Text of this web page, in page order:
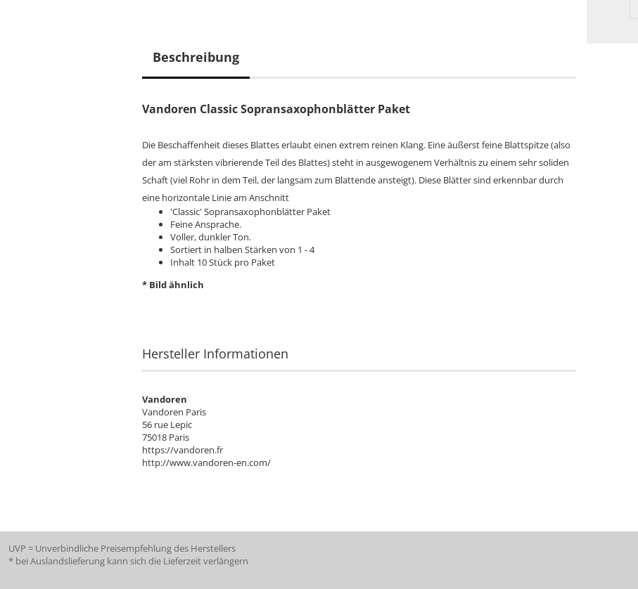
Beschreibung
Vandoren Classic Sopransaxophonblätter Paket
Die Beschaffenheit dieses Blattes erlaubt einen extrem reinen Klang. Eine äußerst feine Blattspitze (also
der am stärksten vibrierende Teil des Blattes) steht in ausgewogenem Verhältnis zu einem sehr soliden
Schaft (viel Rohr in dem Teil, der langsam zum Blattende ansteigt). Diese Blätter sind erkennbar durch
eine horizontale Linie am Anschnitt
'Classic' Sopransaxophonblätter Paket
Feine Ansprache.
Voller, dunkler Ton.
Sortiert in halben Stärken von 1 - 4
Inhalt 10 Stück pro Paket
* Bild ähnlich
Hersteller Informationen
Vandoren
Vandoren Paris
56 rue Lepic
75018 Paris
https://vandoren.fr
http://www.vandoren-en.com/
UVP = Unverbindliche Preisempfehlung des Herstellers
* bei Auslandslieferung kann sich die Lieferzeit verlängern